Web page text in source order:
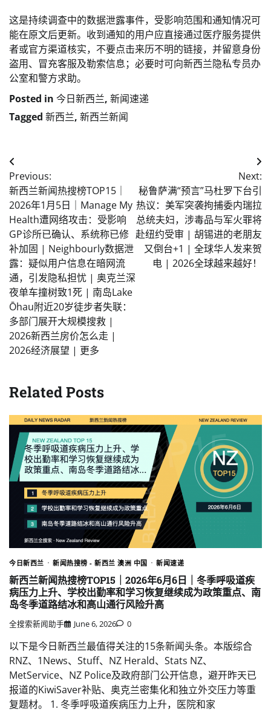
这是持续调查中的数据泄露事件，受影响范围和通知情况可
能在原文后更新。收到通知的用户应直接通过医疗服务提供
者或官方渠道核实，不要点击来历不明的链接，并留意身份
盗用、冒充客服及勒索信息；必要时可向新西兰隐私专员办
公室和警方求助。
Posted in 今日新西兰, 新闻速递
Tagged 新西兰, 新西兰新闻
Post
navigation
Previous:
新西兰新闻热搜榜TOP15｜
2026年1月5日｜Manage My
Health遭网络攻击：受影响
GP诊所已确认、系统称已修
补加固 | Neighbourly数据泄
露：疑似用户信息在暗网流
通，引发隐私担忧 | 奥克兰深
夜单车撞树致1死 | 南岛Lake
Ōhau附近20岁徒步者失联：
多部门展开大规模搜救 |
2026新西兰房价怎么走 |
2026经济展望 | 更多
Next:
秘鲁萨满“预言”马杜罗下台引
热议：美军突袭拘捕委内瑞拉
总统夫妇，涉毒品与军火罪将
赴纽约受审 | 胡锡进的老朋友
又倒台+1 | 全球华人发来贺
电 | 2026全球越来越好！
Related Posts
今日新西兰 新闻热搜榜 - 新西兰 澳洲 中国 新闻速递
新西兰新闻热搜榜TOP15｜2026年6月6日｜冬季呼吸道疾
病压力上升、学校出勤率和学习恢复继续成为政策重点、南
岛冬季道路结冰和高山通行风险升高
全搜索新闻助手 June 6, 2026 0
以下是今日新西兰最值得关注的15条新闻头条。本版综合
RNZ、1News、Stuff、NZ Herald、Stats NZ、
MetService、NZ Police及政府部门公开信息，避开昨天已
报道的KiwiSaver补贴、奥克兰密集化和独立外交压力等重
复题材。 1. 冬季呼吸道疾病压力上升，医院和家